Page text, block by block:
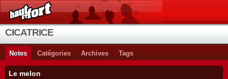
CICATRICE
Notes Catégories Archives Tags
Le melon